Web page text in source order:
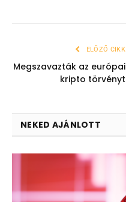
ELŐZŐ CIKK
Megszavazták az európai
kripto törvényt
NEKED AJÁNLOTT